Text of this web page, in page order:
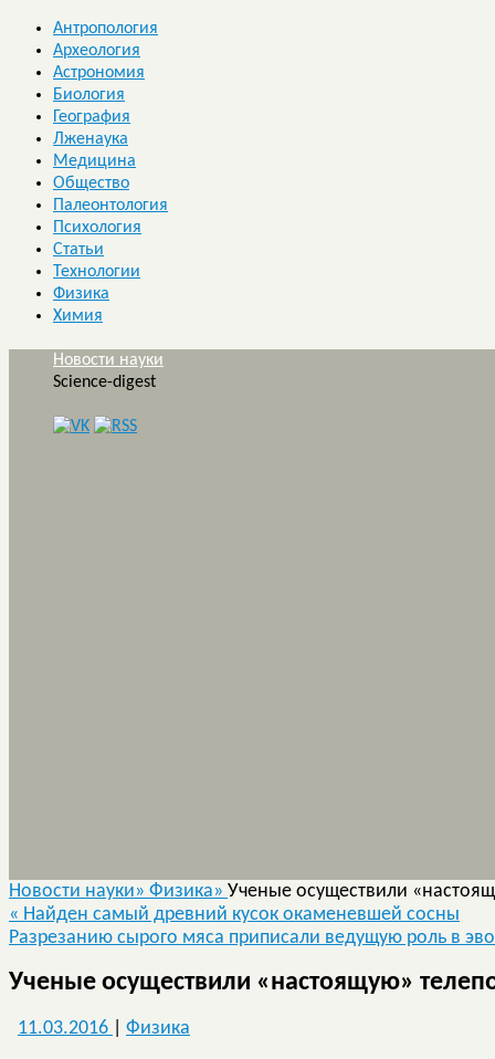
Антропология
Археология
Астрономия
Биология
География
Лженаука
Медицина
Общество
Палеонтология
Психология
Статьи
Технологии
Физика
Химия
Новости науки
Science-digest
Новости науки» Физика» Ученые осуществили
« Найден самый древний кусок окаменевшей сосны
Разрезанию сырого мяса приписали ведущую роль в
Ученые осуществили «настоящую»
11.03.2016 Физика